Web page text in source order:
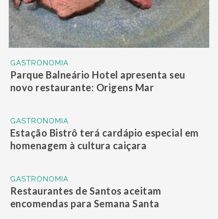
GASTRONOMIA
Parque Balneário Hotel apresenta seu
novo restaurante: Origens Mar
GASTRONOMIA
Estação Bistrô terá cardápio especial em
homenagem à cultura caiçara
GASTRONOMIA
Restaurantes de Santos aceitam
encomendas para Semana Santa